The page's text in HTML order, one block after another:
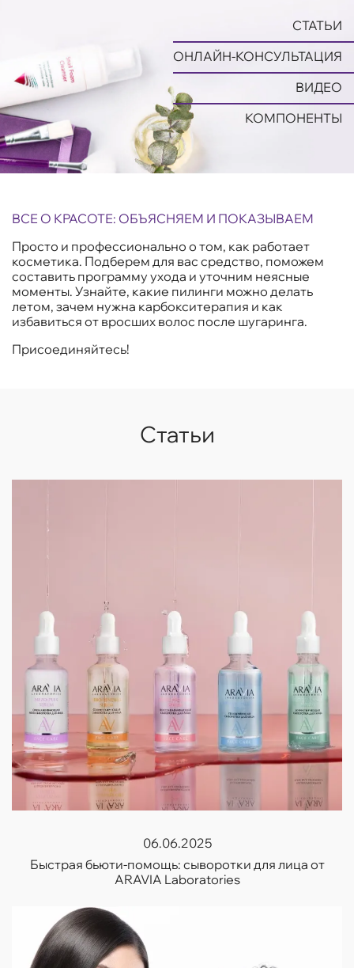
СТАТЬИ
ОНЛАЙН-КОНСУЛЬТАЦИЯ
ВИДЕО
КОМПОНЕНТЫ
ВСЕ О КРАСОТЕ: ОБЪЯСНЯЕМ И ПОКАЗЫВАЕМ
Просто и профессионально о том, как работает
косметика. Подберем для вас средство, поможем
составить программу ухода и уточним неясные
моменты. Узнайте, какие пилинги можно делать
летом, зачем нужна карбокситерапия и как
избавиться от вросших волос после шугаринга.
Присоединяйтесь!
Статьи
06.06.2025
Быстрая бьюти-помощь: сыворотки для лица от
ARAVIA Laboratories